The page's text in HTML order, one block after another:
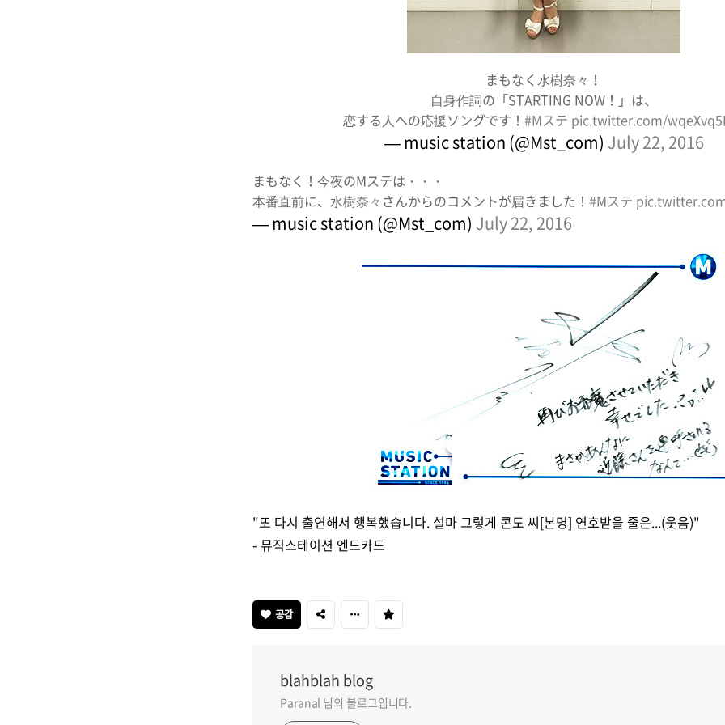
まもなく水樹奈々！
自身作詞の「STARTING NOW！」は、
恋する人への応援ソングです！ #Mステ pic.twitter.com/
— music station (@Mst_com) July 22, 2016
まもなく！今夜のMステは・・・
本番直前に、水樹奈々さんからのコメントが届きました！ #Mステ
— music station (@Mst_com) July 22, 2016
"또 다시 출연해서 행복했습니다. 설마 그렇게 콘도 씨[본명] 연호받을 줄은...(웃음)"
- 뮤직스테이션 엔드카드
공감
blahblah blog
Paranal 님의 블로그입니다.